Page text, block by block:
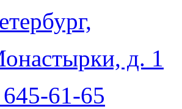
д. 1
645-61-65